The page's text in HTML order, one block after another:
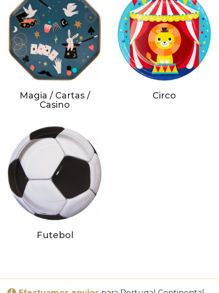
Magia / Cartas /
Casino
Circo
Futebol